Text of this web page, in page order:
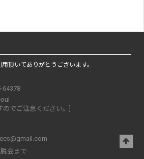
頂いてありがとうございます。
64378
でご注意ください。]
会まで